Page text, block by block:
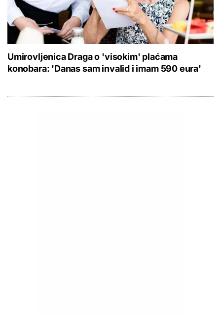
Umirovljenica Draga o 'visokim' plaćama
konobara: 'Danas sam invalid i imam 590 eura'